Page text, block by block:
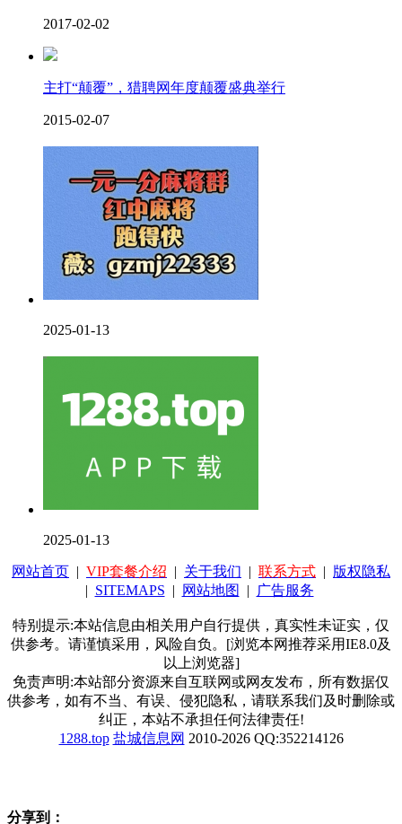
2017-02-02
主打“颠覆”，猎聘网年度颠覆盛典举行
2015-02-07
2025-01-13
2025-01-13
网站首页 | VIP套餐介绍 | 关于我们 | 联系方式 | 版权隐私
| SITEMAPS | 网站地图 | 广告服务
特别提示:本站信息由相关用户自行提供，真实性未证实，仅
供参考。请谨慎采用，风险自负。[浏览本网推荐采用IE8.0及
以上浏览器]
免责声明:本站部分资源来自互联网或网友发布，所有数据仅
供参考，如有不当、有误、侵犯隐私，请联系我们及时删除或
纠正，本站不承担任何法律责任!
1288.top 盐城信息网 2010-2026 QQ:352214126
分享到：